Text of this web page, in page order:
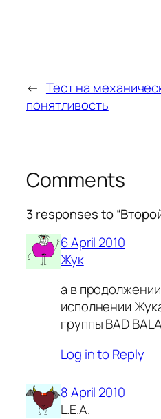
← Тест на
понятливость
Comments
3 responses to
6 April 2010
Жук
а в
исполнении
группы BAD
Log in to Reply
8 April 2010
L.E.A.